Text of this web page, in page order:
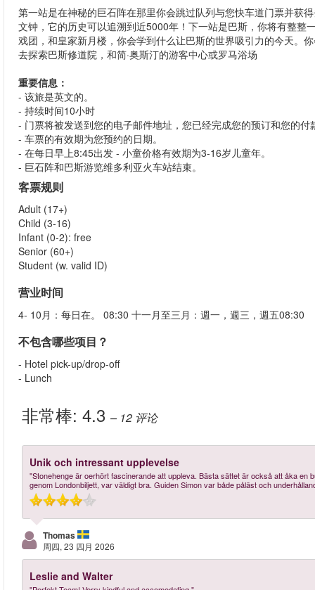
第一站是在神秘的巨石阵在那里你会跳过队列与您快车道门票并获
文钟，它的历史可以追溯到近5000年！下一站是巴斯，你将有整
戏团，和皇家新月楼，你会学到什么让巴斯的世界吸引力的今天。
去探索巴斯修道院，和简·奥斯汀的游客中心或罗马浴场
重要信息：
- 该旅是英文的。
- 持续时间10小时
- 门票将被发送到您的电子邮件地址，您已经完成您的预订和您的付
- 车票的有效期为您预约的日期。
- 在每日早上8:45出发 - 小童价格有效期为3-16岁儿童年。
- 巨石阵和巴斯游览维多利亚火车站结束。
客票规则
Adult (17+)
Child (3-16)
Infant (0-2): free
Senior (60+)
Student (w. valid ID)
营业时间
4- 10月：每日在。 08:30 十一月至三月：週一，週三，週五08:30
不包含哪些项目？
- Hotel pick-up/drop-off
- Lunch
非常棒: 4.3 – 12 评论
Unik och intressant upplevelse
"Stonehenge är oerhört fascinerande att uppleva. Bästa sättet är också att åka
genom Londonbiljett, var väldigt bra. Guiden Simon var både påläst och
Thomas
周四, 23 四月 2026
Leslie and Walter